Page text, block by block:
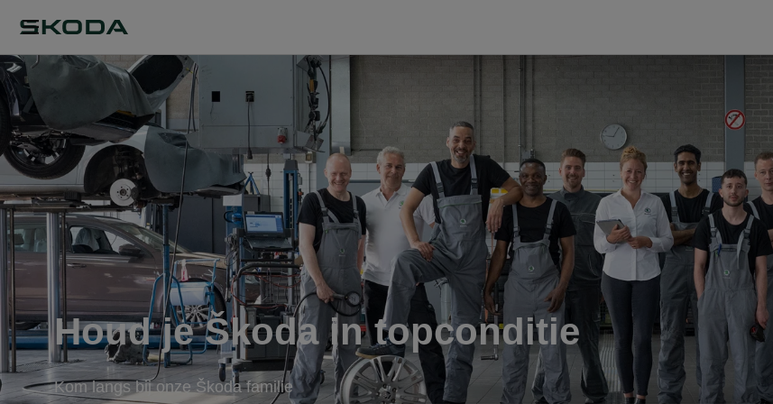
Houd je Škoda in topconditie
Kom langs bij onze Škoda familie